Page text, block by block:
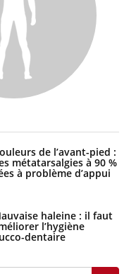
de l’avant-pied :
métatarsalgies à 90 %
à problème d’appui
haleine : il faut
l’hygiène
dentaire